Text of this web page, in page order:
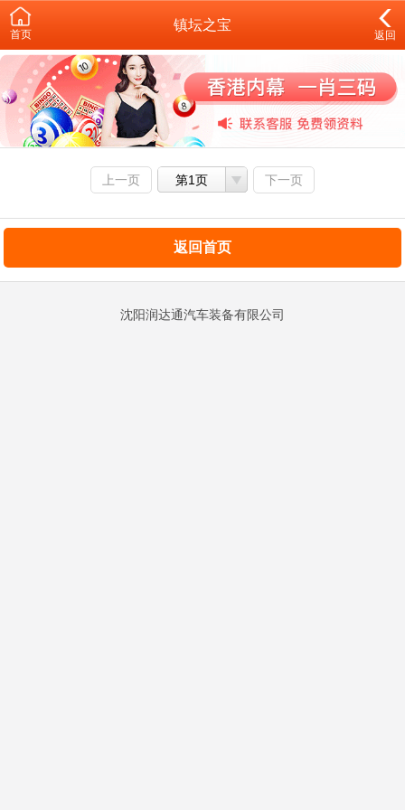
首页
镇坛之宝
返回
上一页 第1页 下一页
返回首页
沈阳润达通汽车装备有限公司